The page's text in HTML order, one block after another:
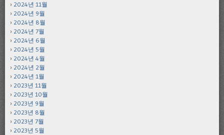
2024년 11월
2024년 9월
2024년 8월
2024년 7월
2024년 6월
2024년 5월
2024년 4월
2024년 2월
2024년 1월
2023년 11월
2023년 10월
2023년 9월
2023년 8월
2023년 7월
2023년 5월